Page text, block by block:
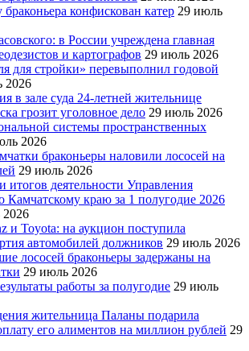
конфискован катер 29 июль
в России учреждена главная
и картографов 29 июль 2026
для стройки» перевыполнил годовой
2026
в зале суда 24-летней жительнице
грозит уголовное дело 29 июль 2026
системы пространственных
2026
браконьеры наловили лососей на
29 июль 2026
итогов деятельности Управления
Камчатскому краю за 1 полугодие 2026
и Toyota: на аукцион поступила
автомобилей должников 29 июль 2026
лососей браконьеры задержаны на
29 июль 2026
работы за полугодие 29 июль
жительница Паланы подарила
его алиментов на миллион рублей 29